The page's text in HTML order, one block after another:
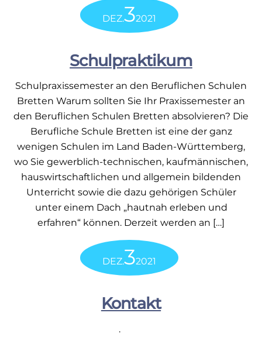
DEZ.32021
Schulpraktikum
Schulpraxissemester an den Beruflichen Schulen
Bretten Warum sollten Sie Ihr Praxissemester an
den Beruflichen Schulen Bretten absolvieren? Die
Berufliche Schule Bretten ist eine der ganz
wenigen Schulen im Land Baden-Württemberg,
wo Sie gewerblich-technischen, kaufmännischen,
hauswirtschaftlichen und allgemein bildenden
Unterricht sowie die dazu gehörigen Schüler
unter einem Dach „hautnah erleben und
erfahren“ können. Derzeit werden an […]
DEZ.32021
Kontakt
.